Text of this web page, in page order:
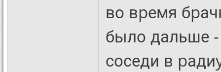
во вpемя
было дальше -
соседи в